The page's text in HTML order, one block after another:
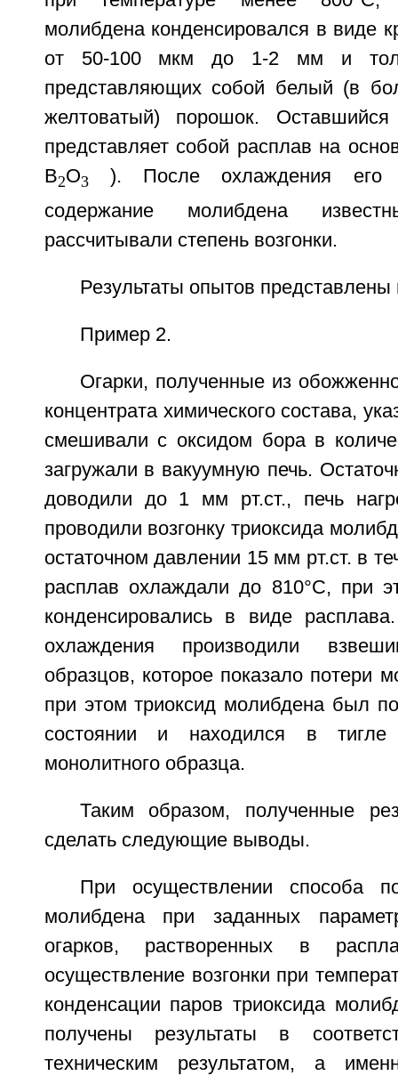
молибдена конденсировался в виде
от 50-100 мкм до 1-2 мм и
представляющих собой белый (в
желтоватый) порошок.
представляет собой расплав на
В2О3 ). После охлаждения его
содержание молибдена
рассчитывали степень возгонки.
Результаты опытов представлены
Пример 2.
Огарки, полученные из
концентрата химического состава,
смешивали с оксидом бора в
загружали в вакуумную печь.
доводили до 1 мм рт.ст., печь
проводили возгонку триоксида
остаточном давлении 15 мм рт.ст. в
расплав охлаждали до 810°С, при
конденсировались в виде
охлаждения производили
образцов, которое показало потери
при этом триоксид молибдена был
состоянии и находился в
монолитного образца.
Таким образом, полученные
сделать следующие выводы.
При осуществлении способа
молибдена при заданных
огарков, растворенных в
осуществление возгонки при
конденсации паров триоксида
получены результаты в
техническим результатом, а